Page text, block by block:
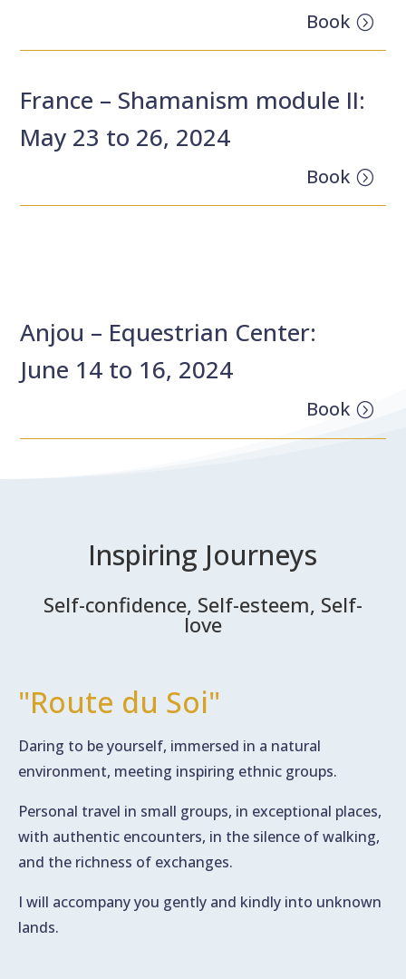
Book
France – Shamanism module II:
May 23 to 26, 2024
Book
Anjou – Equestrian Center:
June 14 to 16, 2024
Book
Inspiring Journeys
Self-confidence, Self-esteem, Self-
love
"Route du Soi"
Daring to be yourself, immersed in a natural
environment, meeting inspiring ethnic groups.
Personal travel in small groups, in exceptional places,
with authentic encounters, in the silence of walking,
and the richness of exchanges.
I will accompany you gently and kindly into unknown
lands.